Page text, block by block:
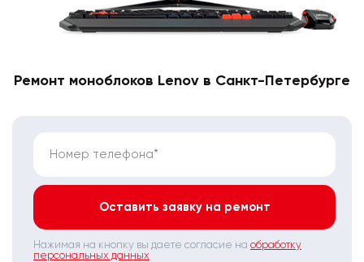
Ремонт моноблоков Lenov в Санкт-Петербурге
Номер телефона*
Оставить заявку на ремонт
Нажимая на кнопку вы даете согласие на обработку
персональных данных